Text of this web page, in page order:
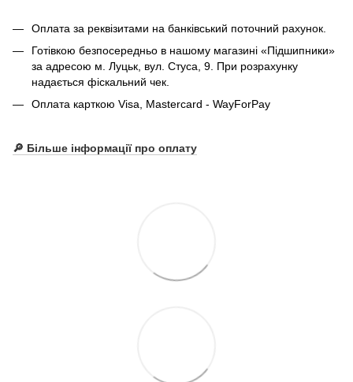
Оплата за реквізитами на банківський поточний рахунок.
Готівкою безпосередньо в нашому магазині «Підшипники»
за адресою м. Луцьк, вул. Стуса, 9. При розрахунку
надається фіскальний чек.
Оплата карткою Visa, Mastercard - WayForPay
🔎 Більше інформації про оплату